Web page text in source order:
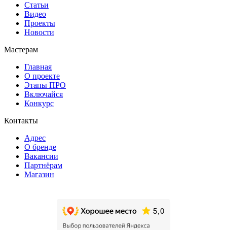
Статьи
Видео
Проекты
Новости
Мастерам
Главная
О проекте
Этапы ПРО
Включайся
Конкурс
Контакты
Адрес
О бренде
Вакансии
Партнёрам
Магазин